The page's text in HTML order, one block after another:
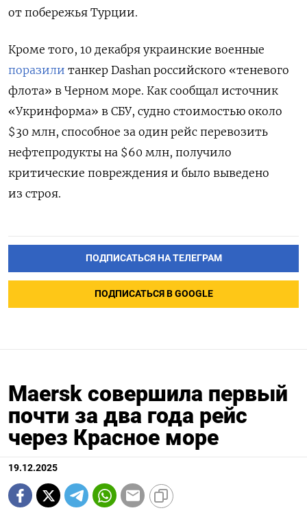
от побережья Турции.
Кроме того, 10 декабря украинские военные
поразили танкер Dashan российского «теневого
флота» в Черном море. Как сообщал источник
«Укринформа» в СБУ, судно стоимостью около
$30 млн, способное за один рейс перевозить
нефтепродукты на $60 млн, получило
критические повреждения и было выведено
из строя.
ПОДПИСАТЬСЯ НА ТЕЛЕГРАМ
ПОДПИСАТЬСЯ В GOOGLE
Maersk совершила первый
почти за два года рейс
через Красное море
19.12.2025